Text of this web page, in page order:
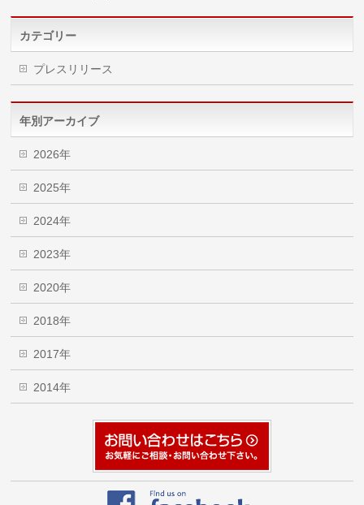
カテゴリー
プレスリリース
年別アーカイブ
2026年
2025年
2024年
2023年
2020年
2018年
2017年
2014年